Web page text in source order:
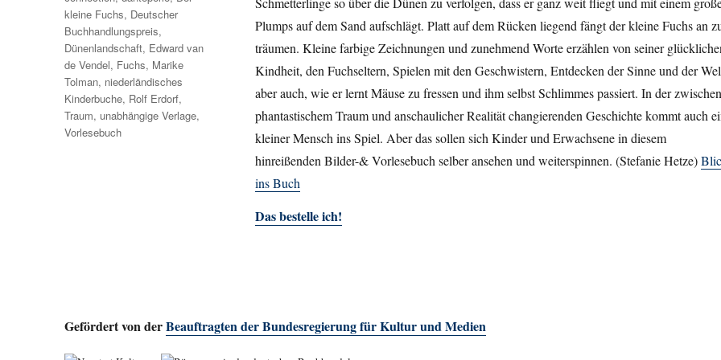
Plumps auf dem Sand aufschlägt. Platt auf dem Rücken liegend fängt der kleine Fuchs an
träumen. Kleine farbige Zeichnungen und zunehmend Worte erzählen von seiner
Kindheit, den Fuchseltern, Spielen mit den Geschwistern, Entdecken der Sinne und der
aber auch, wie er lernt Mäuse zu fressen und ihm selbst Schlimmes passiert. In der zwischen
phantastischem Traum und anschaulicher Realität changierenden Geschichte kommt auch
kleiner Mensch ins Spiel. Aber das sollen sich Kinder und Erwachsene in diesem
hinreißenden Bilder-& Vorlesebuch selber ansehen und weiterspinnen. (Stefanie Hetze)
ins Buch
Das bestelle ich!
kleine Fuchs, Deutscher
Buchhandlungspreis,
Dünenlandschaft, Edward van
de Vendel, Fuchs, Marike
Tolman, niederländisches
Kinderbuche, Rolf Erdorf,
Traum, unabhängige Verlage,
Vorlesebuch
Gefördert von derBeauftragten der Bundesregierung für Kultur und Medien